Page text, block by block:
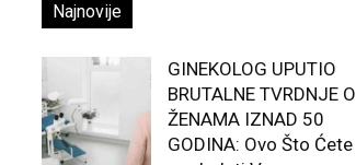
Najnovije
GINEKOLOG UPUTIO
BRUTALNE TVRDNJE O
ŽENAMA IZNAD 50
GODINA: Ovo Što Ćete